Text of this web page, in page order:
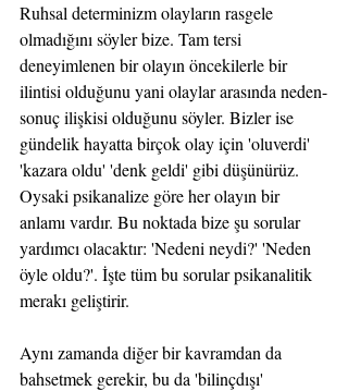
Ruhsal determinizm olayların rasgele
olmadığını söyler bize. Tam tersi
deneyimlenen bir olayın öncekilerle bir
ilintisi olduğunu yani olaylar arasında neden-
sonuç ilişkisi olduğunu söyler. Bizler ise
gündelik hayatta birçok olay için 'oluverdi'
'kazara oldu' 'denk geldi' gibi düşünürüz.
Oysaki psikanalize göre her olayın bir
anlamı vardır. Bu noktada bize şu sorular
yardımcı olacaktır: 'Nedeni neydi?' 'Neden
öyle oldu?'. İşte tüm bu sorular psikanalitik
merakı geliştirir.
Aynı zamanda diğer bir kavramdan da
bahsetmek gerekir, bu da 'bilinçdışı'